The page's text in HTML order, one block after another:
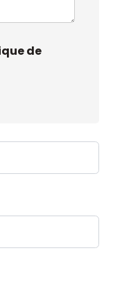
de